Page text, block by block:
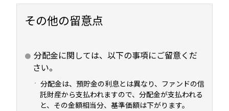
その他の留意点
分配金に関しては、以下の事項にご留意くだ
さい。
分配金は、預貯金の利息とは異なり、ファンドの信
託財産から支払われますので、分配金が支払われる
と、その金額相当分、基準価額は下がります。